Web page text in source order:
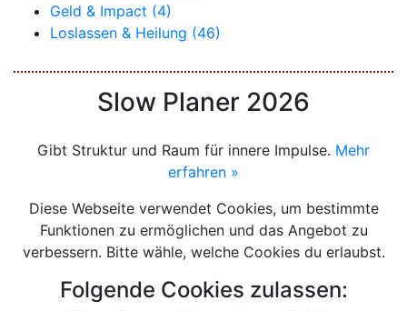
Geld & Impact (4)
Loslassen & Heilung (46)
Slow Planer 2026
Gibt Struktur und Raum für innere Impulse. Mehr
erfahren »
Diese Webseite verwendet Cookies, um bestimmte
Funktionen zu ermöglichen und das Angebot zu
verbessern. Bitte wähle, welche Cookies du erlaubst.
Folgende Cookies zulassen: